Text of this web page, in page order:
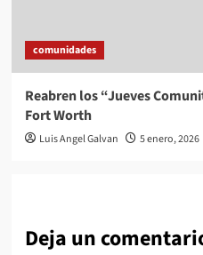
comunidades
Reabren los “Jueves
Fort Worth
Luis Angel Galvan 5 enero, 2026
Deja un